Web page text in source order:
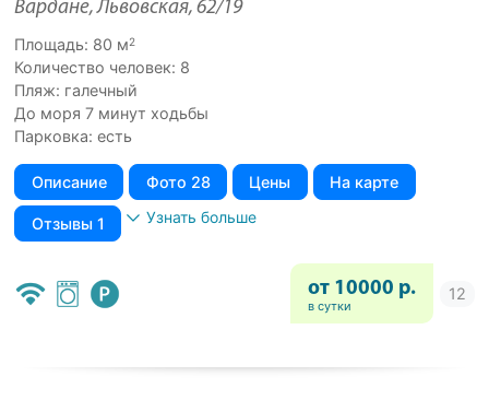
Вардане, Львовская, 62/19
Площадь: 80 м2
Количество человек: 8
Пляж: галечный
До моря 7 минут ходьбы
Парковка: есть
Описание Фото 28 Цены На карте
Отзывы 1 Узнать больше
от 10000 р.
в сутки